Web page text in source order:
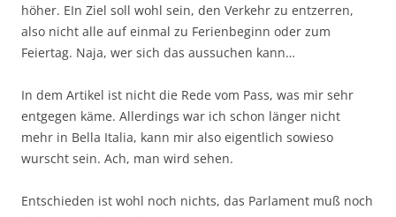
höher. EIn Ziel soll wohl sein, den Verkehr zu entzerren,
also nicht alle auf einmal zu Ferienbeginn oder zum
Feiertag. Naja, wer sich das aussuchen kann…
In dem Artikel ist nicht die Rede vom Pass, was mir sehr
entgegen käme. Allerdings war ich schon länger nicht
mehr in Bella Italia, kann mir also eigentlich sowieso
wurscht sein. Ach, man wird sehen.
Entschieden ist wohl noch nichts, das Parlament muß noch